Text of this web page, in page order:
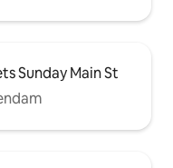
Sunday Main St